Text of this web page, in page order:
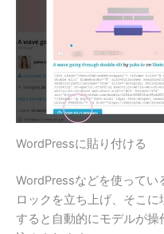
WordPressに貼り付ける
WordPressなどを使って
ロックを立ち上げ、そこに
すると自動的にモデルが